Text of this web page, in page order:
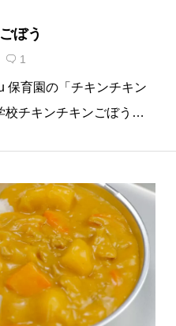
ぼう
 1
保育園の「チキンチキン
校チキンチキンごぼう
…大さじ1と2/3（1 […]